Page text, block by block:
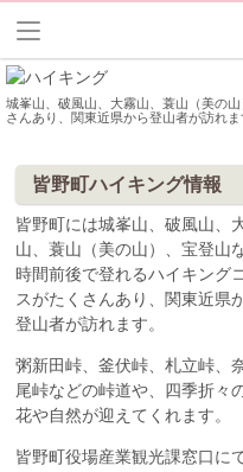
城峯山、破風山、大霧山、蓑山（美の
さんあり、関東近県から登山者が訪れま
皆野町ハイキング情報
皆野町には城峯山、破風山、
山、蓑山（美の山）、宝登山
時間前後で登れるハイキング
スがたくさんあり、関東近県
登山者が訪れます。
粥新田峠、釜伏峠、札立峠、
尾峠などの峠道や、四季折々
花や自然が迎えてくれます。
皆野町役場産業観光課窓口に